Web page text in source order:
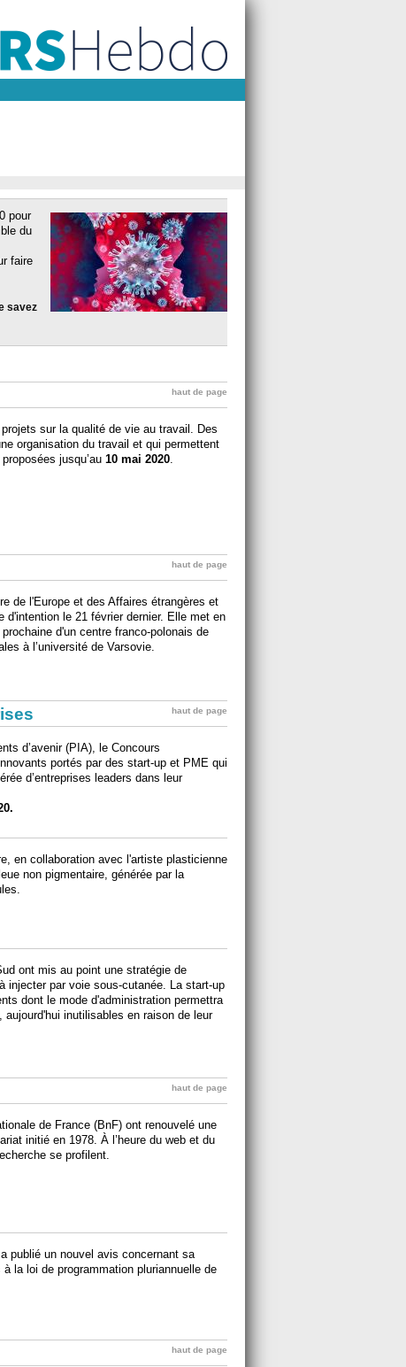
pour
du
faire
savez
haut de page
sur la qualité de vie au travail. Des
organisation du travail et qui permettent
jusqu’au 10 mai 2020.
haut de page
de l'Europe et des Affaires étrangères et
d'intention le 21 février dernier. Elle met en
d'un centre franco-polonais de
à l’université de Varsovie.
haut de page
d’avenir (PIA), le Concours
portés par des start-up et PME qui
d’entreprises leaders dans leur
en collaboration avec l'artiste plasticienne
non pigmentaire, générée par la
ont mis au point une stratégie de
injecter par voie sous-cutanée. La start-up
dont le mode d'administration permettra
inutilisables en raison de leur
haut de page
de France (BnF) ont renouvelé une
initié en 1978. À l’heure du web et du
se profilent.
publié un nouvel avis concernant sa
la loi de programmation pluriannuelle de
haut de page